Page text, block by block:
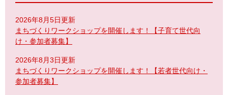
2026年8月5日更新
まちづくりワークショップを開催します！【子育て世代向
け・参加者募集】
2026年8月3日更新
まちづくりワークショップを開催します！【若者世代向け・
参加者募集】